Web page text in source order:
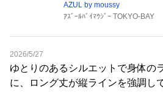
AZUL by moussy
ｱｽﾞｰﾙﾊﾞｲﾏｳｼﾞｰ TOKYO-BAY
2026/5/27
ゆとりのあるシルエットで身体の
に、ロング丈が縦ラインを強調し
ップ効果も抜群です！甘撚りデニ